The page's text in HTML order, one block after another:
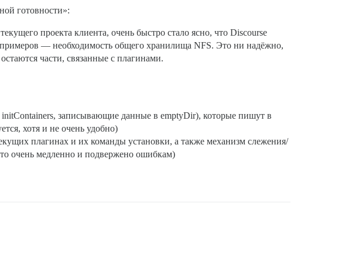
готовности»:
проекта клиента, очень быстро стало ясно, что Discourse
— необходимость общего хранилища NFS. Это ни надёжно,
части, связанные с плагинами.
записывающие данные в emptyDir), которые пишут в
хотя и не очень удобно)
плагинах и их команды установки, а также механизм слежения/
очень медленно и подвержено ошибкам)